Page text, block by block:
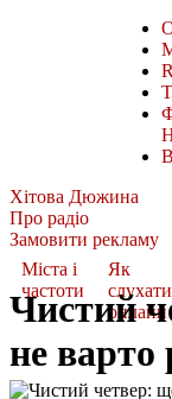
Хітова Дюжина
Про радіо
Замовити рекламу
Міста і
частоти
Як
слухати
онлайн
Чистий
не варто